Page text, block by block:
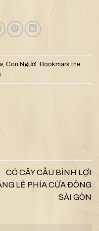
, Con Người. Bookmark the
.
CÓ CÂY CẦU BÌNH LỢI
LẼ PHÍA CỬA ĐÔNG
SÀI GÒN